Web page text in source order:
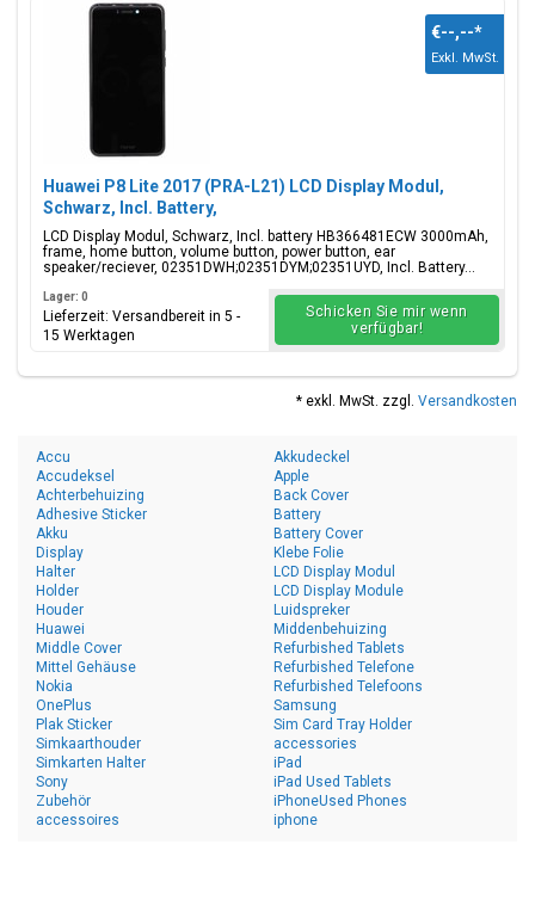
Huawei P8 Lite 2017 (PRA-L21) LCD Display Modul,
Schwarz, Incl. Battery,
02351DWH;02351DYM;02351UYD
LCD Display Modul, Schwarz, Incl. battery HB366481ECW 3000mAh,
frame, home button, volume button, power button, ear
speaker/reciever, 02351DWH;02351DYM;02351UYD, Incl. Battery...
€--,--*
Exkl. MwSt.
Lager: 0
Lieferzeit: Versandbereit in 5 -
15 Werktagen
Schicken Sie mir wenn
verfügbar!
* exkl. MwSt. zzgl. Versandkosten
Accu
Accudeksel
Achterbehuizing
Adhesive Sticker
Akku
Akkudeckel
Apple
Back Cover
Battery
Battery Cover
Display
Halter
Holder
Houder
Huawei
Klebe Folie
LCD Display Modul
LCD Display Module
Luidspreker
Middenbehuizing
Middle Cover
Mittel Gehäuse
Nokia
OnePlus
Plak Sticker
Refurbished Tablets
Refurbished Telefone
Refurbished Telefoons
Samsung
Sim Card Tray Holder
Simkaarthouder
Simkarten Halter
Sony
Zubehör
accessoires
accessories
iPad
iPad Used Tablets
iPhoneUsed Phones
iphone